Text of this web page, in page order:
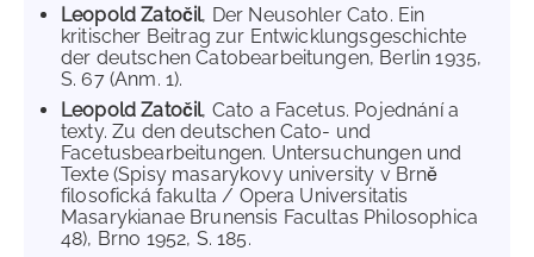
Leopold Zatočil, Der Neusohler Cato. Ein
kritischer Beitrag zur Entwicklungsgeschichte
der deutschen Catobearbeitungen, Berlin 1935,
S. 67 (Anm. 1).
Leopold Zatočil, Cato a Facetus. Pojednání a
texty. Zu den deutschen Cato- und
Facetusbearbeitungen. Untersuchungen und
Texte (Spisy masarykovy university v Brně
filosofická fakulta / Opera Universitatis
Masarykianae Brunensis Facultas Philosophica
48), Brno 1952, S. 185.